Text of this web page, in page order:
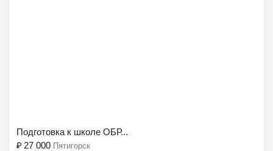
Подготовка к школе ОБР...
₽ 27 000 Пятигорск